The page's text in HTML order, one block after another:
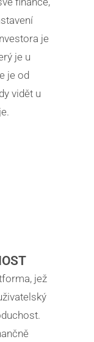
je
je u
je od
vidět u
jež